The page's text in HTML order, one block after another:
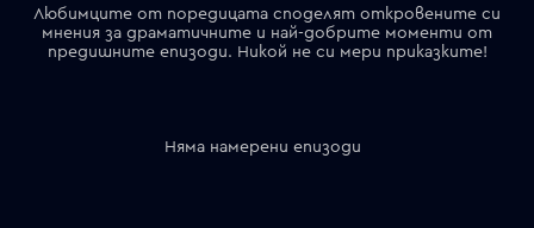
Любимците от поредицата споделят откровените си
мнения за драматичните и най-добрите моменти от
предишните епизоди. Никой не си мери приказките!
Няма намерени епизоди